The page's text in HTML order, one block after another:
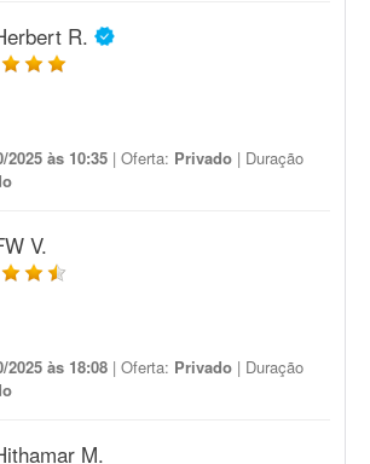
R.
2025 às 10:35 | Oferta: Privado | Duração
V.
2025 às 18:08 | Oferta: Privado | Duração
M.